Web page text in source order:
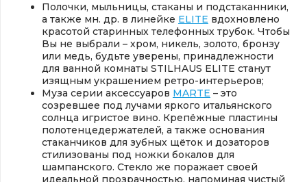
Полочки, мыльницы, стаканы и подстаканники,
а также мн. др. в линейке ELITE вдохновлено
красотой старинных телефонных трубок. Чтобы
Вы не выбрали – хром, никель, золото, бронзу
или медь, будьте уверены, принадлежности
для ванной комнаты STILHAUS ELITE станут
изящным украшением ретро-интерьеров;
Муза серии аксессуаров MARTE – это
созревшее под лучами яркого итальянского
солнца игристое вино. Крепёжные пластины
полотенцедержателей, а также основания
стаканчиков для зубных щёток и дозаторов
стилизованы под ножки бокалов для
шампанского. Стекло же поражает своей
идеальной прозрачностью, напоминая чистый